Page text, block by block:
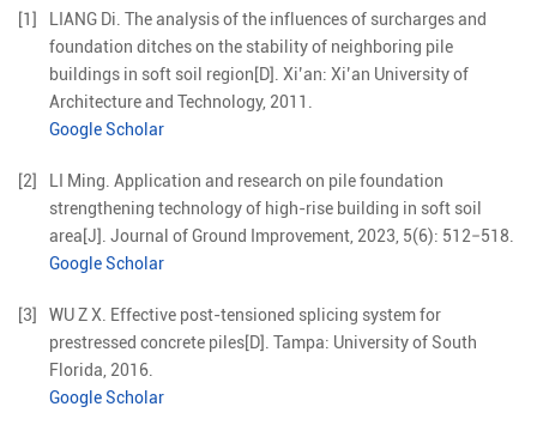
[1] LIANG Di The analysis of the influences of surcharges and
foundation ditches on the stability of neighboring pile
buildings in soft soil region[D]. Xi’an: Xi’an University of
Architecture and Technology, 2011
Google Scholar
[2] Ming Application and research on pile foundation
strengthening technology of high-rise building in soft soil
area[J]. Journal of Ground Improvement, 2023 5(6): 512−518
Google Scholar
[3] WUZ X
Effective post-tensioned splicing system for
prestressed concrete piles[D]. Tampa: University of South
Florida 2016
Google Scholar